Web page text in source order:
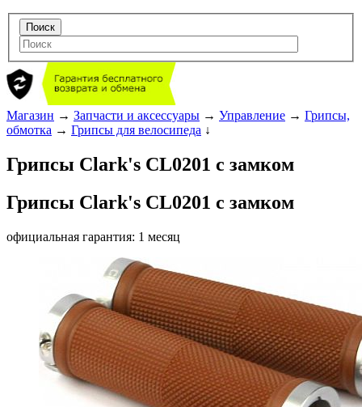
Магазин → Запчасти и аксессуары → Управление → Грипсы,
обмотка → Грипсы для велосипеда ↓
Грипсы Clark's CL0201 с замком
Грипсы Clark's CL0201 с замком
официальная гарантия: 1 месяц